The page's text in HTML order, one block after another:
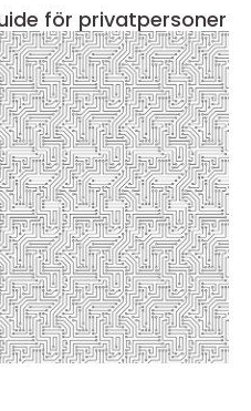
för privatpersoner